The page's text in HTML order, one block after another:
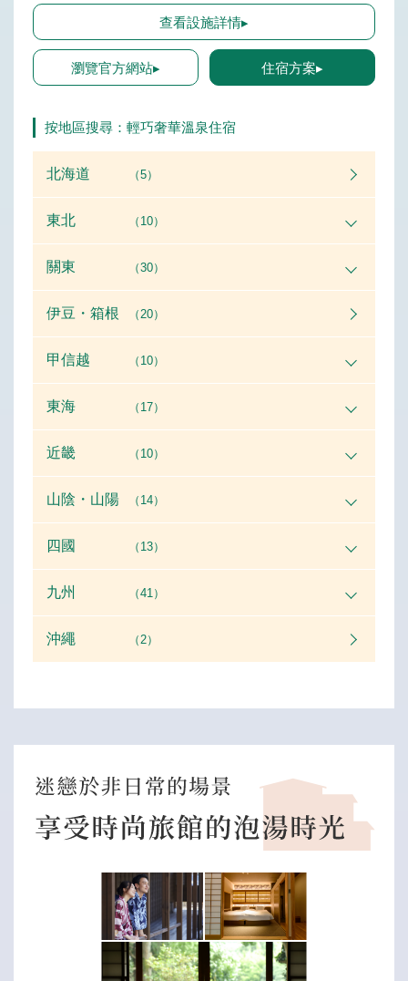
人氣餐點「湯飯」是一定要品嚐的料理。
查看設施詳情▸
瀏覽官方網站▸ 住宿方案▸
按地區搜尋：輕巧奢華溫泉住宿
北海道 （5）
東北 （10）
關東 （30）
伊豆・箱根 （20）
甲信越 （10）
東海 （17）
近畿 （10）
山陰・山陽 （14）
四國 （13）
九州 （41）
沖繩 （2）